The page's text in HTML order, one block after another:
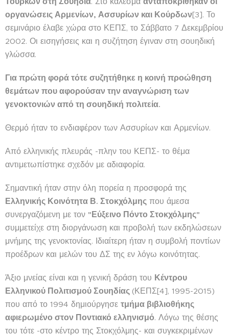
οργανώσεις Αρμενίων, Ασσυρίων και Κούρδων[3]. Το
σεμινάριο έλαβε χώρα στο ΚΕΠΣ, το Σάββατο 7 Δεκεμβρίου
2002. Οι εισηγήσεις και η συζήτηση έγιναν στη σουηδική
γλώσσα.
Για πρώτη φορά τότε συζητήθηκε η κοινή προώθηση
θεμάτων που αφορούσαν την αναγνώριση των
γενοκτονιών από τη σουηδική πολιτεία.
Θερμό ήταν το ενδιαφέρον των Ασσυρίων και Αρμενίων.
Από ελληνικής πλευράς -πλην του ΚΕΠΣ- το θέμα
αντιμετωπίστηκε σχεδόν με αδιαφορία.
Σημαντική ήταν στην όλη πορεία η προσφορά της
Ελληνικής Κοινότητα Β. Στοκχόλμης που άμεσα
συνεργαζόμενη με τον "Εύξεινο Πόντο Στοκχόλμης"
συμμετείχε στη διοργάνωση και προβολή των εκδηλώσεων
μνήμης της γενοκτονίας. Ιδιαίτερη ήταν η συμβολή ποντίων
προέδρων και μελών του ΔΣ της εν λόγω κοινότητας.
Άξιο μνείας είναι και η γενική δράση του Κέντρου
Ελληνικού Πολιτισμού Σουηδίας (ΚΕΠΣ[4], 1995-2015)
που από το 1994 δημιούργησε τμήμα βιβλιοθήκης
αφιερωμένο στον Ποντιακό ελληνισμό. Λόγω της θέσης
του τότε -στο κέντρο της Στοκχόλμης- και συγκεκριμένων